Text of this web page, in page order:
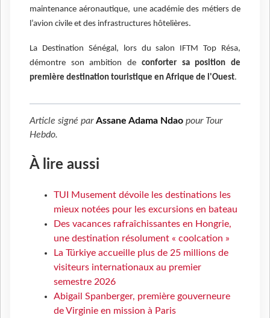
maintenance aéronautique, une académie des métiers de
l’avion civile et des infrastructures hôtelières.
La Destination Sénégal, lors du salon IFTM Top Résa,
démontre son ambition de conforter sa position de
première destination touristique en Afrique de l'Ouest.
Article signé parAssane Adama Ndao pour Tour
Hebdo.
À lire aussi
TUI Musement dévoile les destinations les
mieux notées pour les excursions en bateau
Des vacances rafraîchissantes en Hongrie,
une destination résolument « coolcation »
La Türkiye accueille plus de 25 millions de
visiteurs internationaux au premier
semestre 2026
Abigail Spanberger, première gouverneure
de Virginie en mission à Paris